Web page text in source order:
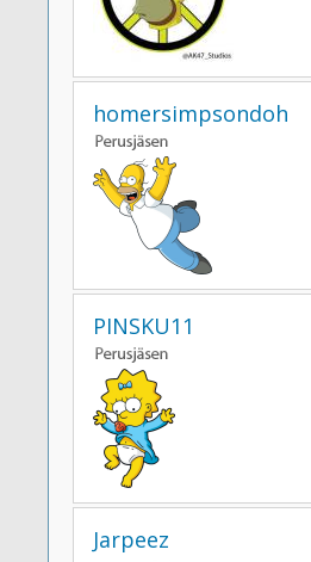
homersimpsondoh
PINSKU11
Jarpeez